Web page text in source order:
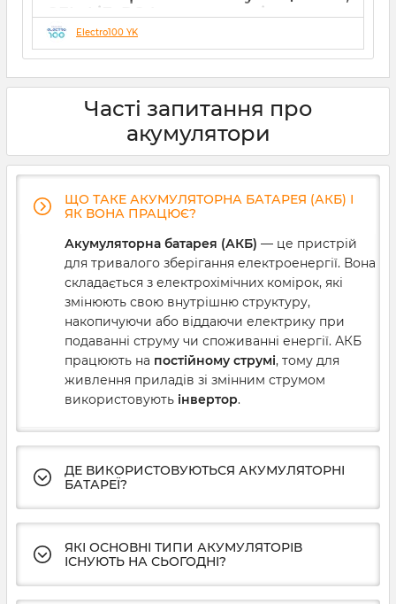
GEL, LiFePO4 акумуляторів
21 12 2024
Electro100 YK
Часті запитання про
акумулятори
ЩО ТАКЕ АКУМУЛЯТОРНА БАТАРЕЯ (АКБ) І
ЯК ВОНА ПРАЦЮЄ?
Акумуляторна батарея (АКБ) — це пристрій
для тривалого зберігання електроенергії. Вона
складається з електрохімічних комірок, які
змінюють свою внутрішню структуру,
накопичуючи або віддаючи електрику при
подаванні струму чи споживанні енергії. АКБ
працюють на постійному струмі, тому для
живлення приладів зі змінним струмом
використовують інвертор.
ДЕ ВИКОРИСТОВУЮТЬСЯ АКУМУЛЯТОРНІ
БАТАРЕЇ?
ЯКІ ОСНОВНІ ТИПИ АКУМУЛЯТОРІВ
ІСНУЮТЬ НА СЬОГОДНІ?